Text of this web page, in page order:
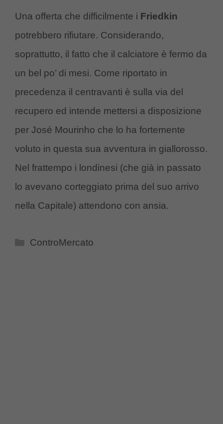
Una offerta che difficilmente i Friedkin
potrebbero rifiutare. Considerando,
soprattutto, il fatto che il calciatore è fermo da
un bel po’ di mesi. Come riportato in
precedenza il centravanti è sulla via del
recupero ed intende mettersi a disposizione
per José Mourinho che lo ha fortemente
voluto in questa sua avventura in giallorosso.
Nel frattempo i londinesi (che già in passato
lo avevano corteggiato prima del suo arrivo
nella Capitale) attendono con ansia.
Categorie
ControMercato